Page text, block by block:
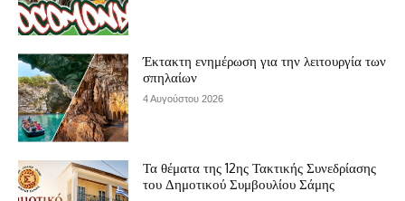
Έκτακτη ενημέρωση για την λειτουργία των
σπηλαίων
4 Αυγούστου 2026
Τα θέματα της 12ης Τακτικής Συνεδρίασης
του Δημοτικού Συμβουλίου Σάμης